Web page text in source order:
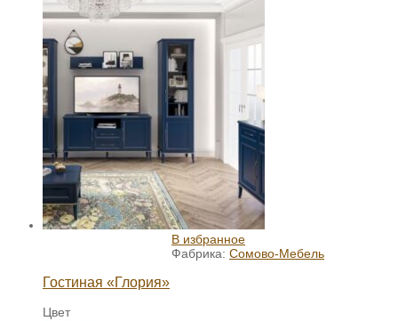
В избранное
Фабрика: Сомово-Мебель
Гостиная «Глория»
Цвет